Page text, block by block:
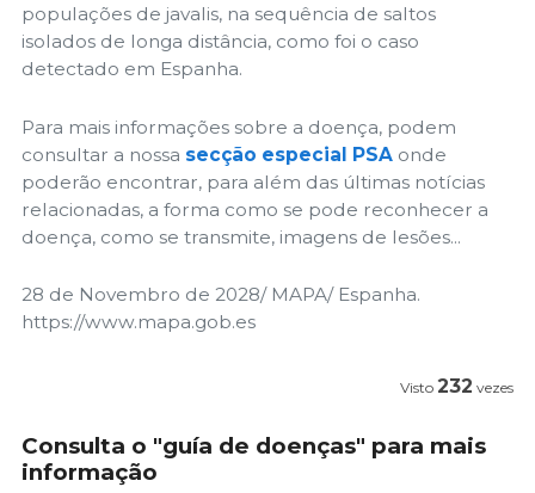
populações de javalis, na sequência de saltos
isolados de longa distância, como foi o caso
detectado em Espanha.
Para mais informações sobre a doença, podem
consultar a nossa secção especial PSA onde
poderão encontrar, para além das últimas notícias
relacionadas, a forma como se pode reconhecer a
doença, como se transmite, imagens de lesões...
28 de Novembro de 2028/ MAPA/ Espanha.
https://www.mapa.gob.es
Visto 232 vezes
Consulta o "guía de doenças" para mais
informação